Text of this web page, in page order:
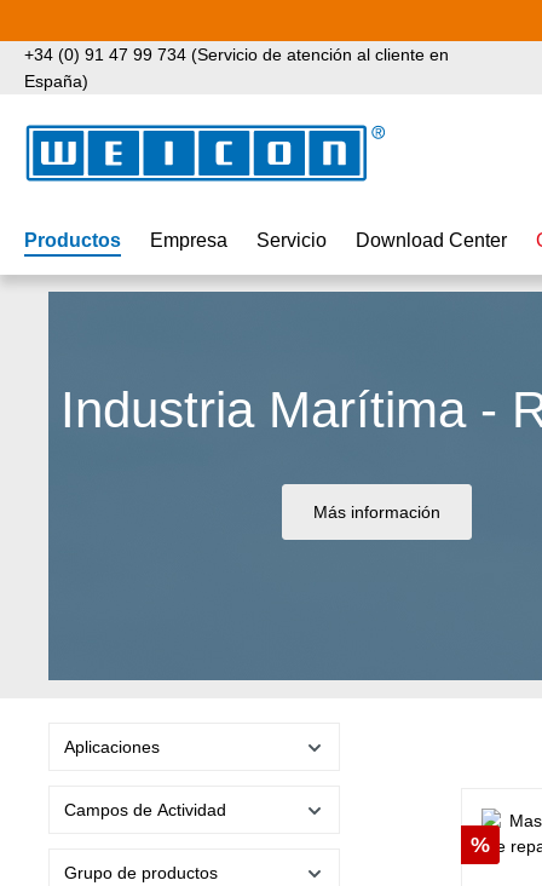
+34 (0) 91 47 99 734 (Servicio de atención al cliente en
España)
Productos Empresa Servicio Download Center
Industria Marítima -
Más información
Aplicaciones
Campos de Actividad
Grupo de productos
%